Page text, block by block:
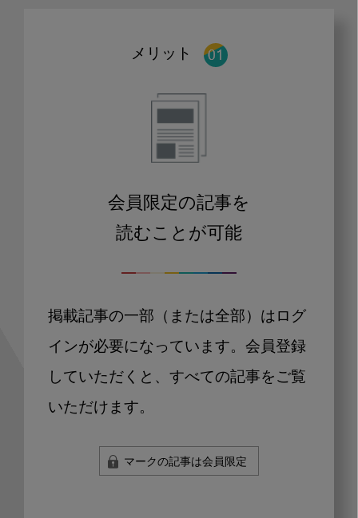
メリット
会員限定の記事を
読むことが可能
掲載記事の一部（または全部）はログ
インが必要になっています。会員登録
していただくと、すべての記事をご覧
いただけます。
マークの記事は会員限定